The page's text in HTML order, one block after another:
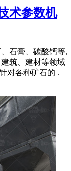
术参数机
石膏、碳酸钙等,
筑、建材等领域
对各种矿石的 .